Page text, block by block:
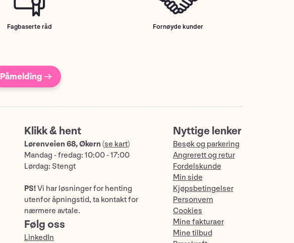
Fagbaserte råd Fornøyde kunder
Påmelding →
Klikk & hent
Lørenveien 68, Økern (se kart)
Mandag - fredag: 10:00 - 17:00
Lørdag: Stengt
PS!Vi har løsninger for henting
utenfor åpningstid, ta kontakt for
nærmere avtale.
Følg oss
LinkedIn
Nyttige lenker
Besøk og parkering
Angrerett og retur
Fordelskunde
Min side
Kjøpsbetingelser
Personvern
Cookies
Mine fakturaer
Mine tilbud